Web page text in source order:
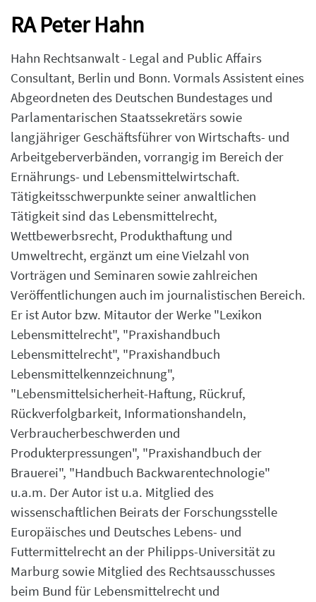
RA Peter Hahn
Hahn Rechtsanwalt - Legal and Public Affairs
Consultant, Berlin und Bonn. Vormals Assistent eines
Abgeordneten des Deutschen Bundestages und
Parlamentarischen Staatssekretärs sowie
langjähriger Geschäftsführer von Wirtschafts- und
Arbeitgeberverbänden, vorrangig im Bereich der
Ernährungs- und Lebensmittelwirtschaft.
Tätigkeitsschwerpunkte seiner anwaltlichen
Tätigkeit sind das Lebensmittelrecht,
Wettbewerbsrecht, Produkthaftung und
Umweltrecht, ergänzt um eine Vielzahl von
Vorträgen und Seminaren sowie zahlreichen
Veröffentlichungen auch im journalistischen Bereich.
Er ist Autor bzw. Mitautor der Werke "Lexikon
Lebensmittelrecht", "Praxishandbuch
Lebensmittelrecht", "Praxishandbuch
Lebensmittelkennzeichnung",
"Lebensmittelsicherheit-Haftung, Rückruf,
Rückverfolgbarkeit, Informationshandeln,
Verbraucherbeschwerden und
Produkterpressungen", "Praxishandbuch der
Brauerei", "Handbuch Backwarentechnologie"
u.a.m. Der Autor ist u.a. Mitglied des
wissenschaftlichen Beirats der Forschungsstelle
Europäisches und Deutsches Lebens- und
Futtermittelrecht an der Philipps-Universität zu
Marburg sowie Mitglied des Rechtsausschusses
beim Bund für Lebensmittelrecht und